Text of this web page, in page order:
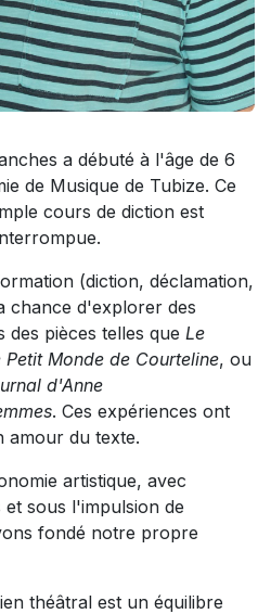
a débuté à l'âge de 6
de Musique de Tubize. Ce
cours de diction est
(diction, déclamation,
chance d'explorer des
des pièces telles que Le
Petit Monde de Courteline, ou
d'Anne
. Ces expériences ont
amour du texte.
artistique, avec
et sous l'impulsion de
fondé notre propre
théâtral est un équilibre